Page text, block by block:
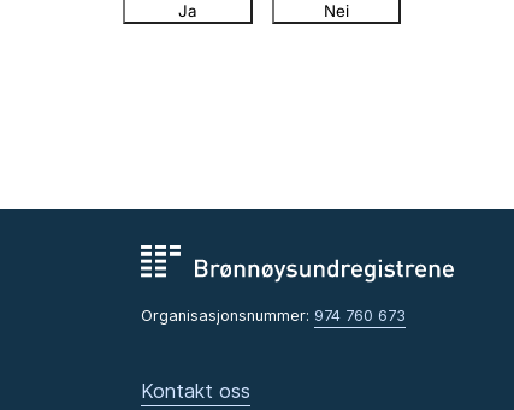
Ja Nei
Organisasjonsnummer: 974 760 673
Kontakt oss